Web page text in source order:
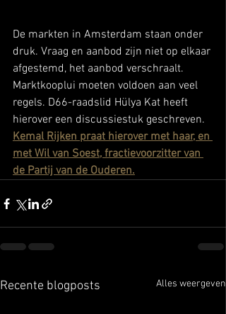
De markten in Amsterdam staan onder
druk. Vraag en aanbod zijn niet op elkaar
afgestemd, het aanbod verschraalt.
Marktkooplui moeten voldoen aan veel
regels. D66-raadslid Hülya Kat heeft
hierover een discussiestuk geschreven.
Kemal Rijken praat hierover met haar, en
met Wil van Soest, fractievoorzitter van
de Partij van de Ouderen.
Recente blogposts Alles weergeven